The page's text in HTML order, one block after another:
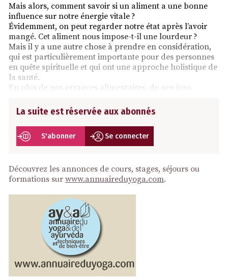
Mais alors, comment savoir si un aliment a une bonne
influence sur notre énergie vitale ?
Évidemment, on peut regarder notre état après l’avoir
mangé. Cet aliment nous impose-t-il une lourdeur ?
Mais il y a une autre chose à prendre en considération,
qui est particulièrement importante pour des personnes
en quête spirituelle et qui ont une approche holistique de
la santé.
En plus de nos errances alimentaires, de nos inso
La suite est réservée aux abonnés
S'abonner Se connecter
Découvrez les annonces de cours, stages, séjours ou
formations sur www.annuaireduyoga.com.